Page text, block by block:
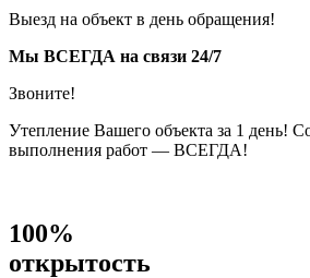
Выезд на объект в день обращения!
Мы ВСЕГДА на связи 24/7
Звоните!
Утепление Вашего объекта за 1 день!
выполнения работ — ВСЕГДА!
100%
открытость